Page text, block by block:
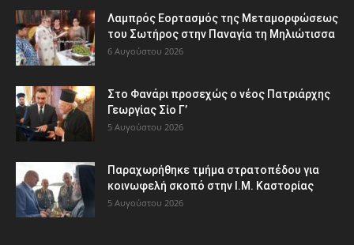
Λαμπρός Εορτασμός της Μεταμορφώσεως
του Σωτήρος στην Παναγία τη Μηλιώτισσα
6 Αυγούστου 2026
Στο Φανάρι προσεχώς ο νέος Πατριάρχης
Γεωργίας Σίο Γ’
5 Αυγούστου 2026
Παραχωρήθηκε τμήμα στρατοπέδου για
κοινωφελή σκοπό στην Ι.Μ. Καστορίας
5 Αυγούστου 2026